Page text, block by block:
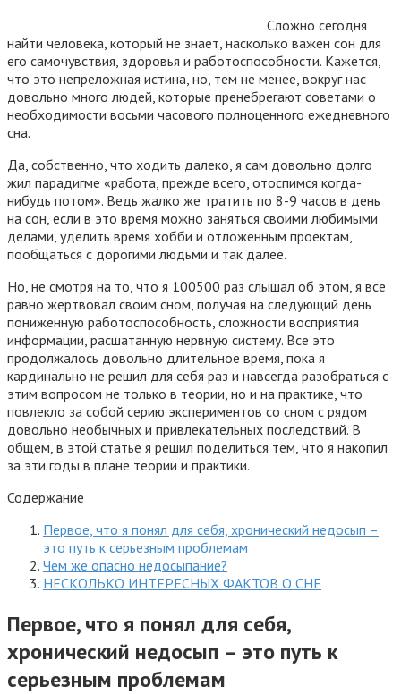
Сложно сегодня
найти человека, который не знает, насколько важен сон для
его самочувствия, здоровья и работоспособности. Кажется,
что это непреложная истина, но, тем не менее, вокруг нас
довольно много людей, которые пренебрегают советами о
необходимости восьми часового полноценного ежедневного
сна.
Да, собственно, что ходить далеко, я сам довольно долго
жил парадигме «работа, прежде всего, отоспимся когда-
нибудь потом». Ведь жалко же тратить по 8-9 часов в день
на сон, если в это время можно заняться своими любимыми
делами, уделить время хобби и отложенным проектам,
пообщаться с дорогими людьми и так далее.
Но, не смотря на то, что я 100500 раз слышал об этом, я все
равно жертвовал своим сном, получая на следующий день
пониженную работоспособность, сложности восприятия
информации, расшатанную нервную систему. Все это
продолжалось довольно длительное время, пока я
кардинально не решил для себя раз и навсегда разобраться с
этим вопросом не только в теории, но и на практике, что
повлекло за собой серию экспериментов со сном с рядом
довольно необычных и привлекательных последствий. В
общем, в этой статье я решил поделиться тем, что я накопил
за эти годы в плане теории и практики.
Содержание
Первое, что я понял для себя, хронический недосып –
это путь к серьезным проблемам
Чем же опасно недосыпание?
НЕСКОЛЬКО ИНТЕРЕСНЫХ ФАКТОВ О СНЕ
Первое, что я понял для себя,
хронический недосып – это путь к
серьезным проблемам